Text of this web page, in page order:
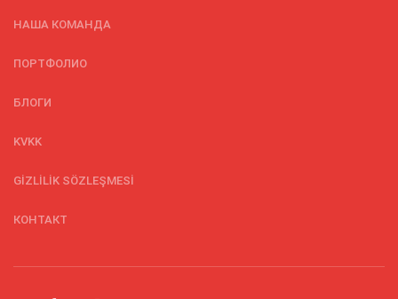
НАША КОМАНДА
ПОРТФОЛИО
БЛОГИ
KVKK
GİZLİLİK SÖZLEŞMESİ
КОНТАКТ